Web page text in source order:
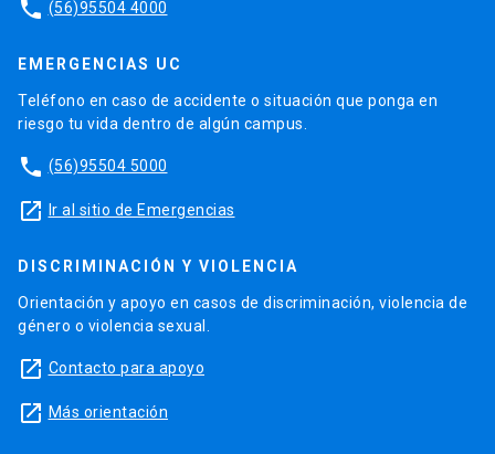
phone (56)95504 4000
EMERGENCIAS UC
Teléfono en caso de accidente o situación que ponga en
riesgo tu vida dentro de algún campus.
phone (56)95504 5000
launch Ir al sitio de Emergencias
DISCRIMINACIÓN Y VIOLENCIA
Orientación y apoyo en casos de discriminación, violencia de
género o violencia sexual.
launch Contacto para apoyo
launch Más orientación